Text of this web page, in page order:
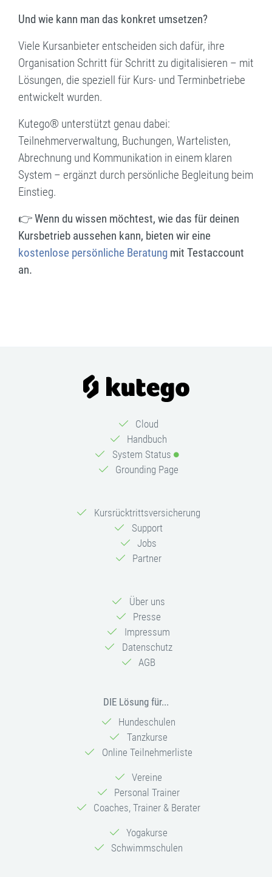
Und wie kann man das konkret umsetzen?
Viele Kursanbieter entscheiden sich dafür, ihre
Organisation Schritt für Schritt zu digitalisieren – mit
Lösungen, die speziell für Kurs- und Terminbetriebe
entwickelt wurden.
Kutego® unterstützt genau dabei:
Teilnehmerverwaltung, Buchungen, Wartelisten,
Abrechnung und Kommunikation in einem klaren
System – ergänzt durch persönliche Begleitung beim
Einstieg.
👉 Wenn du wissen möchtest, wie das für deinen
Kursbetrieb aussehen kann, bieten wir eine
kostenlose persönliche Beratung mit Testaccount
an.
Cloud
Handbuch
System Status
Grounding Page
Kursrücktrittsversicherung
Support
Jobs
Partner
Über uns
Presse
Impressum
Datenschutz
AGB
DIE Lösung für...
Hundeschulen
Tanzkurse
Online Teilnehmerliste
Vereine
Personal Trainer
Coaches, Trainer & Berater
Yogakurse
Schwimmschulen